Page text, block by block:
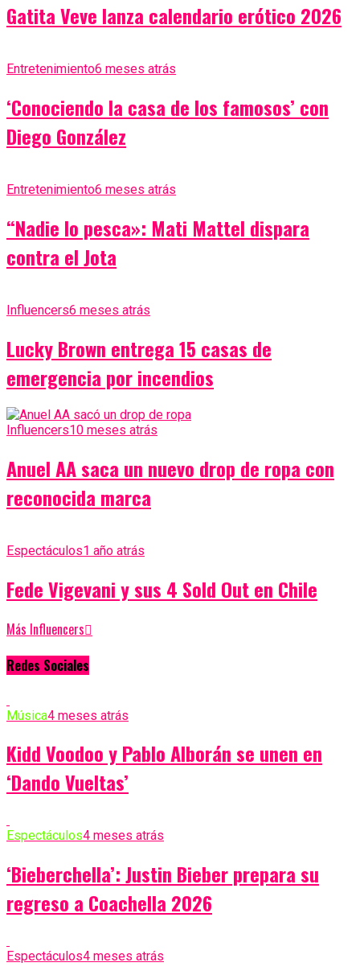
Gatita Veve lanza calendario erótico 2026
Entretenimiento6 meses atrás
‘Conociendo la casa de los famosos’ con
Diego González
Entretenimiento6 meses atrás
“Nadie lo pesca»: Mati Mattel dispara
contra el Jota
Influencers6 meses atrás
Lucky Brown entrega 15 casas de
emergencia por incendios
Influencers10 meses atrás
Anuel AA saca un nuevo drop de ropa con
reconocida marca
Espectáculos1 año atrás
Fede Vigevani y sus 4 Sold Out en Chile
Más Influencers
Redes Sociales
Música4 meses atrás
Kidd Voodoo y Pablo Alborán se unen en
‘Dando Vueltas’
Espectáculos4 meses atrás
‘Bieberchella’: Justin Bieber prepara su
regreso a Coachella 2026
Espectáculos4 meses atrás